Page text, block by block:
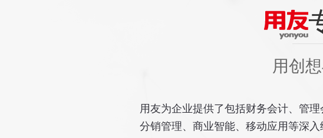
用创
用友为企业提供了包括财务会计、管
分销管理、商业智能、移动应用等深入